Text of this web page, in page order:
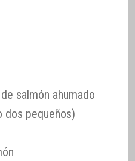
salmón ahumado
dos pequeños)